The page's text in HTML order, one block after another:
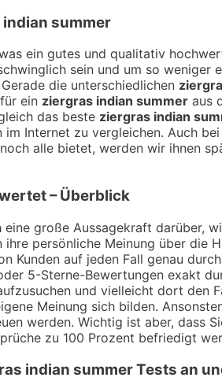
summer
ein gutes und qualitativ
sein und um so
die unterschiedlichen
ein ziergras indian summer aus
das beste ziergras indian
Internet zu vergleichen. Auch
alle bietet, werden wir ihnen
– Überblick
eine große Aussagekraft darüber,
ihre persönliche Meinung über
Kunden auf jeden Fall genau
5-Sterne-Bewertungen exakt
und vielleicht dort den
Meinung sich bilden.
werden. Wichtig ist aber, dass
zu 100 Prozent befriedigt
indian summerTests an